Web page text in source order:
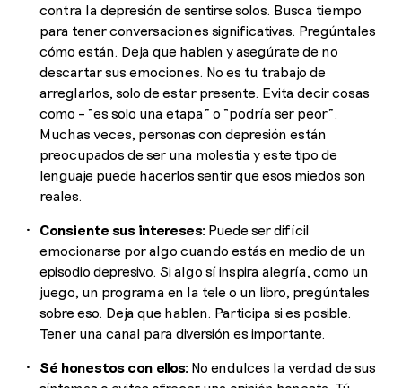
contra la depresión de sentirse solos. Busca tiempo
para tener conversaciones significativas. Pregúntales
cómo están. Deja que hablen y asegúrate de no
descartar sus emociones. No es tu trabajo de
arreglarlos, solo de estar presente. Evita decir cosas
como – “es solo una etapa” o “podría ser peor”.
Muchas veces, personas con depresión están
preocupados de ser una molestia y este tipo de
lenguaje puede hacerlos sentir que esos miedos son
reales.
Consiente sus intereses: Puede ser difícil
emocionarse por algo cuando estás en medio de un
episodio depresivo. Si algo sí inspira alegría, como un
juego, un programa en la tele o un libro, pregúntales
sobre eso. Deja que hablen. Participa si es posible.
Tener una canal para diversión es importante.
Sé honestos con ellos: No endulces la verdad de sus